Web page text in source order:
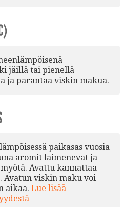
jäillä tai pienellä
ja parantaa viskin makua.
paikasas vuosia
aromit laimenevat ja
Avattu kannattaa
Avatun viskin maku voi
aikaa. Lue lisää